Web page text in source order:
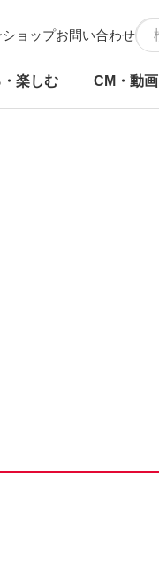
ョップお問い合わせ
楽しむ CM・動画